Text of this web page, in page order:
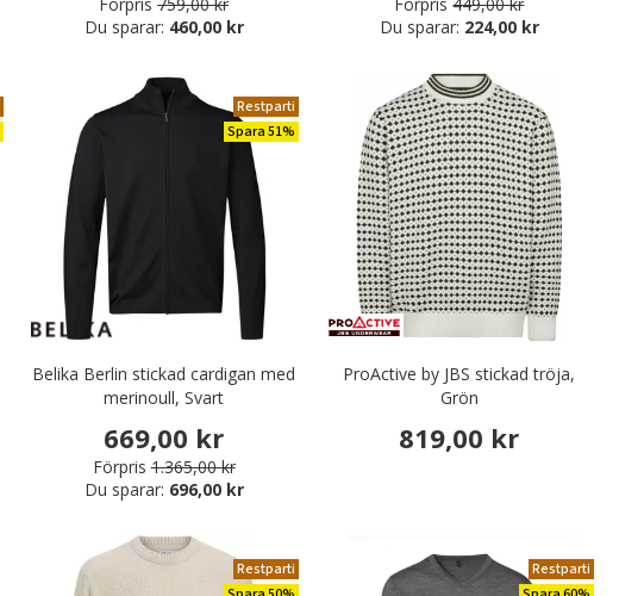
Du sparar: 460,00 kr
Du sparar: 224,00 kr
Restparti
Spara 51%
Belika Berlin stickad cardigan med
merinoull, Svart
669,00 kr
Förpris 1.365,00 kr
Du sparar: 696,00 kr
ProActive by JBS stickad tröja,
Grön
819,00 kr
Restparti
Restparti